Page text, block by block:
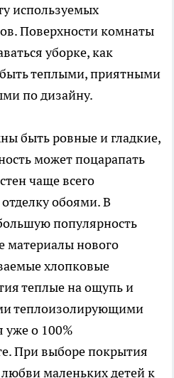
используемых
Поверхности комнаты
уборке, как
теплыми, приятными
по дизайну.
быть ровные и гладкие,
может поцарапать
чаще всего
обоями. В
популярность
материалы нового
хлопковые
теплые на ощупь и
теплоизолирующими
уже о 100%
При выборе покрытия
маленьких детей к